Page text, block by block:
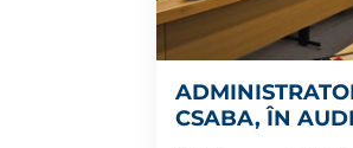
CSABA, ÎN